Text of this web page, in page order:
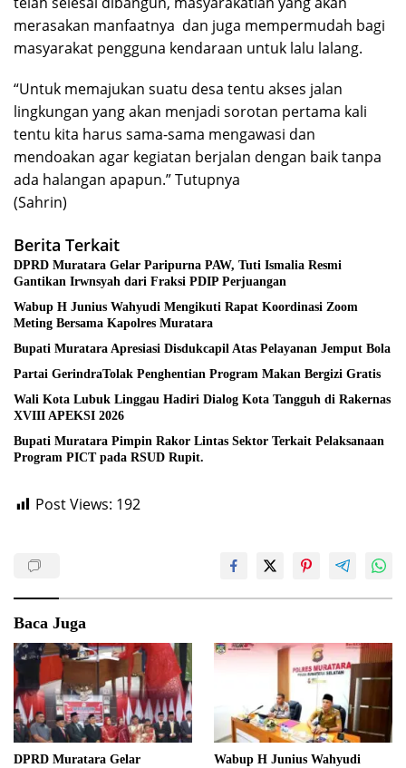
merasakan manfaatnya dan juga mempermudah bagi
masyarakat pengguna kendaraan untuk lalu lalang.
“Untuk memajukan suatu desa tentu akses jalan
lingkungan yang akan menjadi sorotan pertama kali
tentu kita harus sama-sama mengawasi dan
mendoakan agar kegiatan berjalan dengan baik tanpa
ada halangan apapun.” Tutupnya
(Sahrin)
Berita Terkait
DPRD Muratara Gelar Paripurna PAW, Tuti Ismalia Resmi
Gantikan Irwnsyah dari Fraksi PDIP Perjuangan
Wabup H Junius Wahyudi Mengikuti Rapat Koordinasi Zoom
Meting Bersama Kapolres Muratara
Bupati Muratara Apresiasi Disdukcapil Atas Pelayanan Jemput Bola
Partai GerindraTolak Penghentian Program Makan Bergizi Gratis
Wali Kota Lubuk Linggau Hadiri Dialog Kota Tangguh di Rakernas
XVIII APEKSI 2026
Bupati Muratara Pimpin Rakor Lintas Sektor Terkait Pelaksanaan
Program PICT pada RSUD Rupit.
Post Views: 192
Baca Juga
DPRD Muratara Gelar
Wabup H Junius Wahyudi